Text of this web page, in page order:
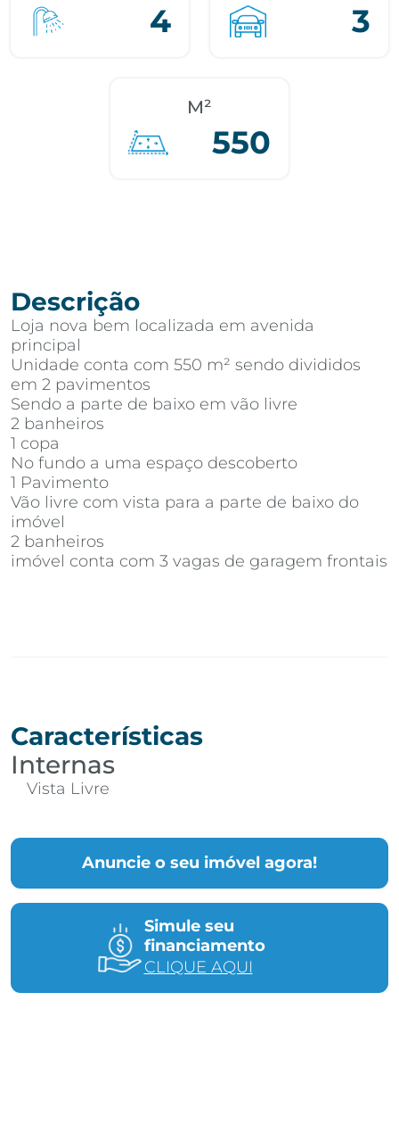
4 3
M²
550
Descrição
Loja nova bem localizada em avenida
principal
Unidade conta com 550 m² sendo divididos
em 2 pavimentos
Sendo a parte de baixo em vão livre
2 banheiros
1 copa
No fundo a uma espaço descoberto
1 Pavimento
Vão livre com vista para a parte de baixo do
imóvel
2 banheiros
imóvel conta com 3 vagas de garagem frontais
Anuncie o seu imóvel agora!
Simule seu
financiamento
CLIQUE AQUI
Características
Internas
Vista Livre